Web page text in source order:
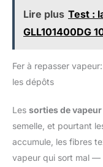
sécurité des
conformité,
Lire plus Test :
GLL101400DG
Fer à repasser
les dépôts
Les sorties de vapeur
semelle, et pourtant
accumule, les fibres
vapeur qui sort mal —